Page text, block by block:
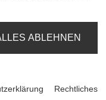
Silikondichtung
ABLEHNEN
Rechtliches